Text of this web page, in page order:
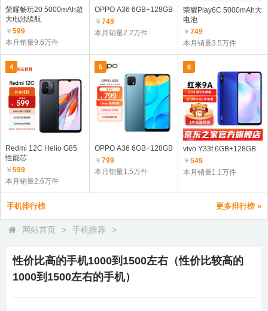
荣耀畅玩20 5000mAh超
大电池续航
￥ 599
本月销量9.6万件
OPPO A36 6GB+128GB
￥ 749
本月销量2.2万件
荣耀Play6C 5000mAh大
电池
￥749
本月销量3.5万件
4
Redmi 12C Helio G85
性能芯
￥ 599
本月销量2.6万件
5
OPPO A36 6GB+128GB
￥ 799
本月销量1.5万件
6
vivo Y33t 6GB+128GB
￥549
本月销量1.1万件
手机排行榜 更多排行榜 »
网站首页 > 手机推荐 >
性价比高的手机1000到1500左右（性价比较高的
1000到1500左右的手机）